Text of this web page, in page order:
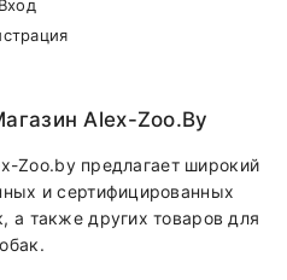
Вход
Alex-Zoo.by
Zoo.by предлагает широкий
и сертифицированных
а также других товаров для